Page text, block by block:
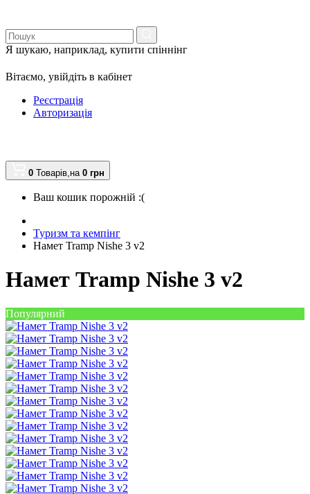
Я шукаю, наприклад, купити спіннінг
Вітаємо, увійдіть в кабінет
Реєстрація
Авторизація
0 Товарів,на 0 грн
Ваш кошик порожній :(
Туризм та кемпінг
Намет Tramp Nishe 3 v2
Намет Tramp Nishe 3 v2
Популярний